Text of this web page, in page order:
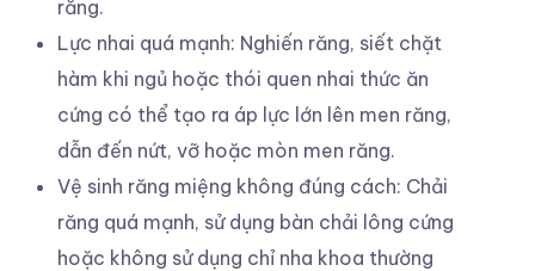
răng.
Lực nhai quá mạnh: Nghiến răng, siết chặt
hàm khi ngủ hoặc thói quen nhai thức ăn
cứng có thể tạo ra áp lực lớn lên men răng,
dẫn đến nứt, vỡ hoặc mòn men răng.
Vệ sinh răng miệng không đúng cách: Chải
răng quá mạnh, sử dụng bàn chải lông cứng
hoặc không sử dụng chỉ nha khoa thường